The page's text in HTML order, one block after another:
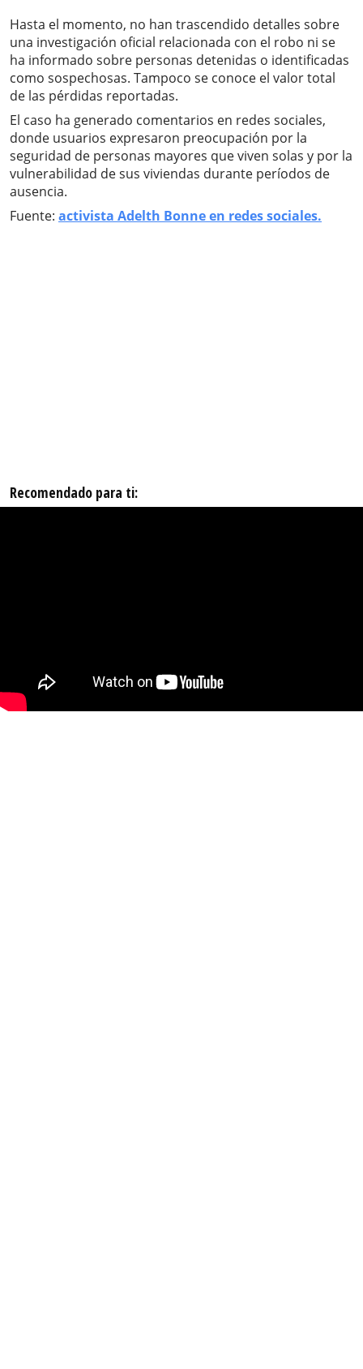
Hasta el momento, no han trascendido detalles sobre
una investigación oficial relacionada con el robo ni se
ha informado sobre personas detenidas o identificadas
como sospechosas. Tampoco se conoce el valor total
de las pérdidas reportadas.
El caso ha generado comentarios en redes sociales,
donde usuarios expresaron preocupación por la
seguridad de personas mayores que viven solas y por la
vulnerabilidad de sus viviendas durante períodos de
ausencia.
Fuente: activista Adelth Bonne en redes sociales.
Recomendado para ti: